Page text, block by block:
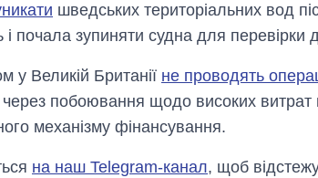
шведських територіальних вод
і почала зупиняти судна для перевірки
у Великій Британії не проводять
через побоювання щодо високих витрат
механізму фінансування.
на наш Telegram-канал, щоб